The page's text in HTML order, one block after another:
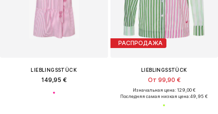
LIEBLINGSSTÜCK
149,95 €
РАСПРОДАЖА
LIEBLINGSSTÜCK
От 99,90 €
Изначальная цена: 129,00 €
Последняя самая низкая цена:49,95 €